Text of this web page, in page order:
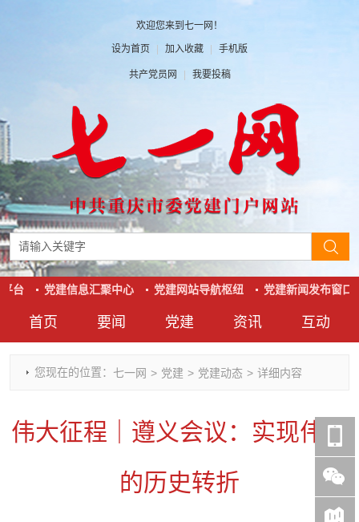
欢迎您来到七一网！
设为首页 | 加入收藏 | 手机版
共产党员网 | 我要投稿
首页 要闻
时政要闻
干部任免
七一视角
党建
党建动态
人才工作
作风建设
资讯
热点关注
党刊好文
党史参阅
互动
红岩评论
七一文学
七一号
台 党建信息汇聚中心 党建网站导航枢纽 党建新闻发布窗口
您现在的位置： 七一网 > 党建 > 党建动态 > 详细内容
伟大征程｜遵义会议：实现伟大
的历史转折